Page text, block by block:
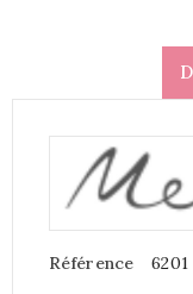
Référence 6201